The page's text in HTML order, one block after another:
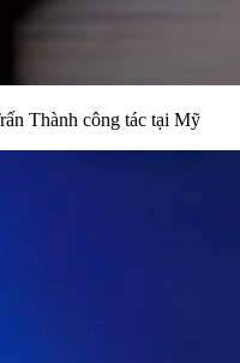
Thành công tác tại Mỹ